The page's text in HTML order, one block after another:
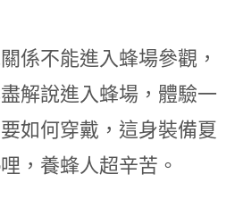
係不能進入蜂場參觀，
解說進入蜂場，體驗一
如何穿戴，這身裝備夏
，養蜂人超辛苦。